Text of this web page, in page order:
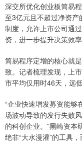
深交所优化创业板简易
至3亿元且不超过净资
制度，允许上市公司通
资，进一步提升决策效率
简易程序定增的核心就
致。记者梳理发现，上
市平均仅用时46天，远
“企业快速增发募资能够
场波动导致的发行失败
的科创企业。”黑崎资
绝非“大水漫灌”的工具